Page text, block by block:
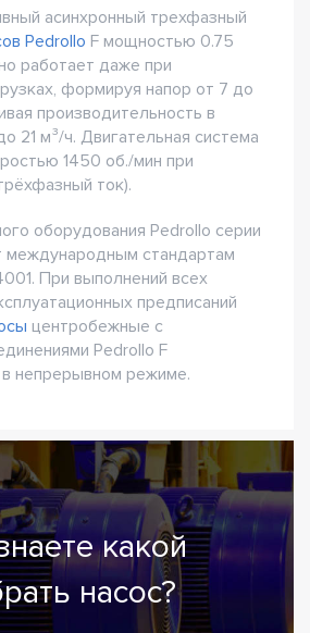
асинхронный трехфазный
Pedrollo F мощностью 0.75
работает даже при
формируя напор от 7 до
производительность в
21 м³/ч. Двигательная система
1450 об./мин при
ток).
оборудования Pedrollo серии
международным стандартам
При выполнений всех
предписаний
центробежные с
Pedrollo F
непрерывном режиме.
какой
насос?